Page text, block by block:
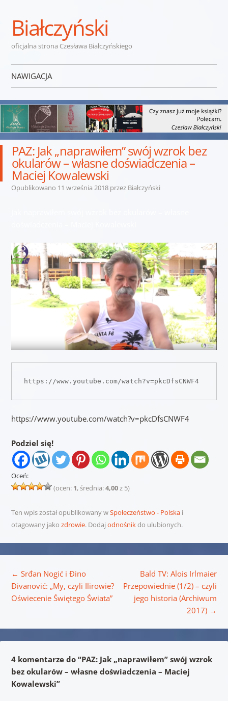
Białczyński
oficjalna strona Czesława Białczyńskiego
NAWIGACJA
PAZ: Jak „naprawiłem” swój wzrok bez
okularów – własne doświadczenia –
Maciej Kowalewski
Opublikowano 11 września 2018przez Białczyński
https://www.youtube.com/watch?v=pkcDfsCNWF4
https://www.youtube.com/watch?v=pkcDfsCNWF4
Podziel się!
Oceń:
(ocen: 1, średnia:4,00z 5)
Ten wpis został opublikowany wSpołeczeństwo - Polskai
otagowany jako zdrowie. Dodaj odnośnikdo ulubionych.
← Srđan Nogić i Đino
Đivanović: „My, czyli Ilirowie?
Oświecenie Świętego Świata”
Bald TV: Alois Irlmaier
Przepowiednie (1/2) – czyli
jego historia (Archiwum
2017) →
4 komentarze do “PAZ: Jak „naprawiłem” swój wzrok
bez okularów – własne doświadczenia – Maciej
Kowalewski”